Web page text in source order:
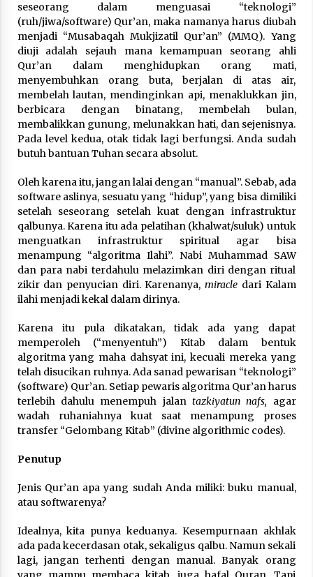
seseorang dalam menguasai “teknologi”
(ruh/jiwa/software) Qur’an, maka namanya harus diubah
menjadi “Musabaqah Mukjizatil Qur’an” (MMQ). Yang
diuji adalah sejauh mana kemampuan seorang ahli
Qur’an dalam menghidupkan orang mati,
menyembuhkan orang buta, berjalan di atas air,
membelah lautan, mendinginkan api, menaklukkan jin,
berbicara dengan binatang, membelah bulan,
membalikkan gunung, melunakkan hati, dan sejenisnya.
Pada level kedua, otak tidak lagi berfungsi. Anda sudah
butuh bantuan Tuhan secara absolut.
Oleh karena itu, jangan lalai dengan “manual”. Sebab, ada
software aslinya, sesuatu yang “hidup”, yang bisa dimiliki
setelah seseorang setelah kuat dengan infrastruktur
qalbunya. Karena itu ada pelatihan (khalwat/suluk) untuk
menguatkan infrastruktur spiritual agar bisa
menampung “algoritma Ilahi”. Nabi Muhammad SAW
dan para nabi terdahulu melazimkan diri dengan ritual
zikir dan penyucian diri. Karenanya,miracle dari Kalam
ilahi menjadi kekal dalam dirinya.
Karena itu pula dikatakan, tidak ada yang dapat
memperoleh (“menyentuh”) Kitab dalam bentuk
algoritma yang maha dahsyat ini, kecuali mereka yang
telah disucikan ruhnya. Ada sanad pewarisan “teknologi”
(software) Qur’an. Setiap pewaris algoritma Qur’an harus
terlebih dahulu menempuh jalan tazkiyatun nafs, agar
wadah ruhaniahnya kuat saat menampung proses
transfer “Gelombang Kitab” (divine algorithmic codes).
Penutup
Jenis Qur’an apa yang sudah Anda miliki: buku manual,
atau softwarenya?
Idealnya, kita punya keduanya. Kesempurnaan akhlak
ada pada kecerdasan otak, sekaligus qalbu. Namun sekali
lagi, jangan terhenti dengan manual. Banyak orang